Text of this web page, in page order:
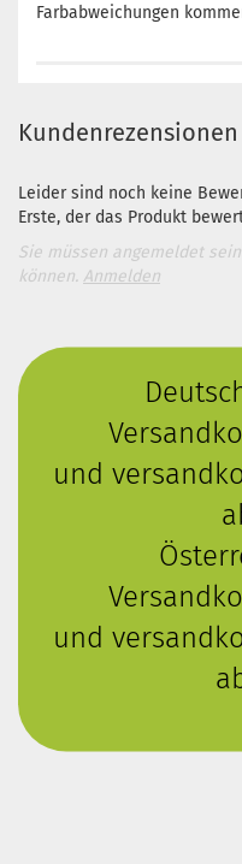
Farbabweichungen
Kundenrezensionen
Leider sind noch keine
Erste, der das Produkt
Sie müssen angemeldet
können. Anmelden
und
und